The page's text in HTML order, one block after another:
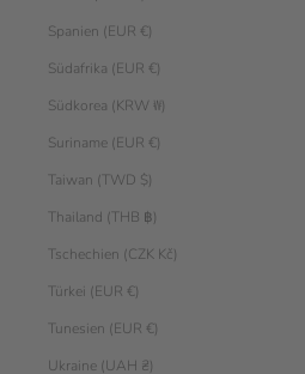
Spanien (EUR €)
Südafrika (EUR €)
Südkorea (KRW ₩)
Suriname (EUR €)
Taiwan (TWD $)
Thailand (THB ฿)
Tschechien (CZK Kč)
Türkei (EUR €)
Tunesien (EUR €)
Ukraine (UAH ₴)